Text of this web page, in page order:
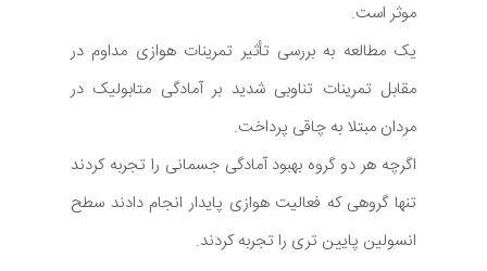
موثر است.
یک مطالعه به بررسی تأثیر تمرینات هوازی مداوم در
مقابل تمرینات تناوبی شدید بر آمادگی متابولیک در
مردان مبتلا به چاقی پرداخت.
اگرچه هر دو گروه بهبود آمادگی جسمانی را تجربه کردند
تنها گروهی که فعالیت هوازی پایدار انجام دادند سطح
انسولین پایین تری را تجربه کردند.